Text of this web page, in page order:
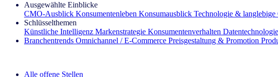
Ausgewählte Einblicke
CMO‑Ausblick Konsumentenleben Konsumausblick Technologie & langlebige
Schlüsselthemen
Künstliche Intelligenz Markenstrategie Konsumentenverhalten Datentechnologie
Branchentrends Omnichannel / E‑Commerce Preisgestaltung & Promotion
Alle offene Stellen